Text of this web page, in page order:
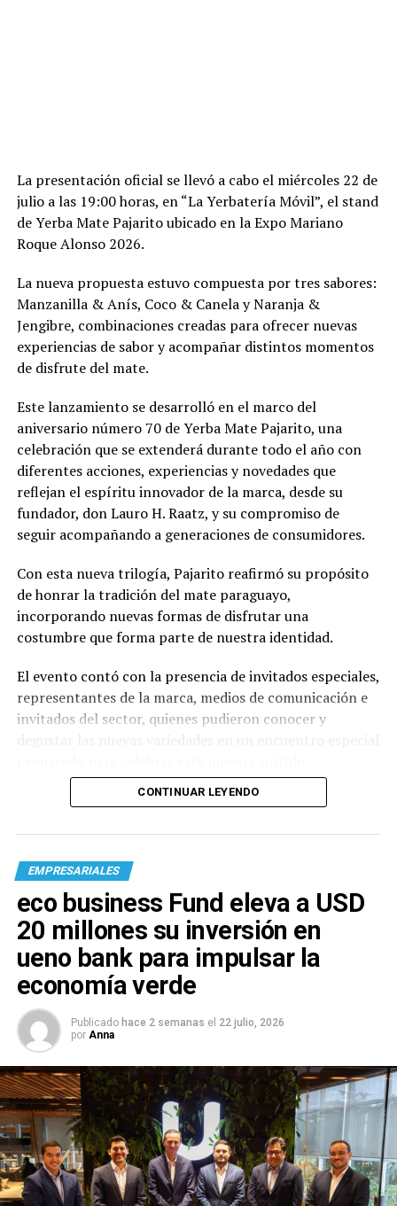
La presentación oficial se llevó a cabo el miércoles 22 de
julio a las 19:00 horas, en “La Yerbatería Móvil”, el stand
de Yerba Mate Pajarito ubicado en la Expo Mariano
Roque Alonso 2026.
La nueva propuesta estuvo compuesta por tres sabores:
Manzanilla & Anís, Coco & Canela y Naranja &
Jengibre, combinaciones creadas para ofrecer nuevas
experiencias de sabor y acompañar distintos momentos
de disfrute del mate.
Este lanzamiento se desarrolló en el marco del
aniversario número 70 de Yerba Mate Pajarito, una
celebración que se extenderá durante todo el año con
diferentes acciones, experiencias y novedades que
reflejan el espíritu innovador de la marca, desde su
fundador, don Lauro H. Raatz, y su compromiso de
seguir acompañando a generaciones de consumidores.
Con esta nueva trilogía, Pajarito reafirmó su propósito
de honrar la tradición del mate paraguayo,
incorporando nuevas formas de disfrutar una
costumbre que forma parte de nuestra identidad.
El evento contó con la presencia de invitados especiales,
representantes de la marca, medios de comunicación e
invitados del sector, quienes pudieron conocer y
CONTINUAR LEYENDO
EMPRESARIALES
eco business Fund eleva a USD
20 millones su inversión en
ueno bank para impulsar la
economía verde
Publicado hace 2 semanas el 22 julio, 2026
por Anna